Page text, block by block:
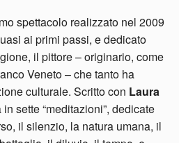
spettacolo realizzato nel 2009
ai primi passi, e dedicato
il pittore – originario, come
Veneto – che tanto ha
culturale. Scritto con Laura
sette “meditazioni”, dedicate
il silenzio, la natura umana, il